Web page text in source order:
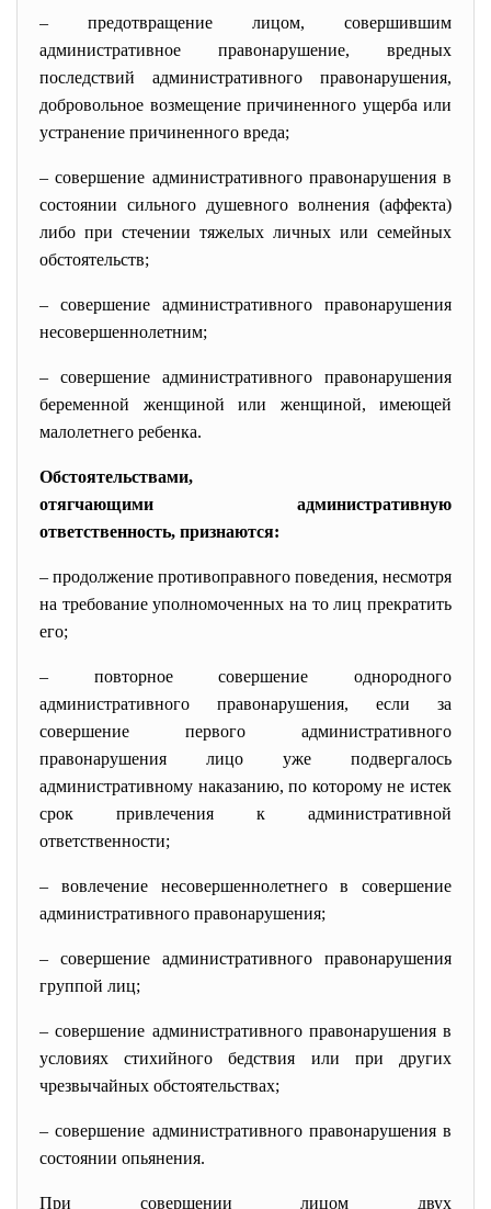
– предотвращение лицом, совершившим
административное правонарушение, вредных
последствий административного правонарушения,
добровольное возмещение причиненного ущерба или
устранение причиненного вреда;
– совершение административного правонарушения в
состоянии сильного душевного волнения (аффекта)
либо при стечении тяжелых личных или семейных
обстоятельств;
– совершение административного правонарушения
несовершеннолетним;
– совершение административного правонарушения
беременной женщиной или женщиной, имеющей
малолетнего ребенка.
Обстоятельствами,
отягчающими административную
ответственность, признаются:
– продолжение противоправного поведения, несмотря
на требование уполномоченных на то лиц прекратить
его;
– повторное совершение однородного
административного правонарушения, если за
совершение первого административного
правонарушения лицо уже подвергалось
административному наказанию, по которому не истек
срок привлечения к административной
ответственности;
– вовлечение несовершеннолетнего в совершение
административного правонарушения;
– совершение административного правонарушения
группой лиц;
– совершение административного правонарушения в
условиях стихийного бедствия или при других
чрезвычайных обстоятельствах;
– совершение административного правонарушения в
состоянии опьянения.
При совершении лицом двух